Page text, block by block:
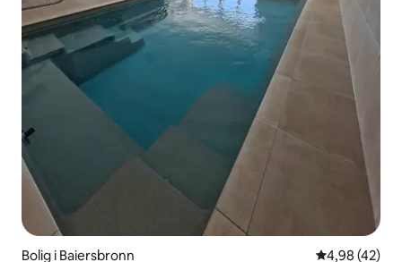
Bolig i Baiersbronn 4,98 ud af 5 i
4,98 (42)